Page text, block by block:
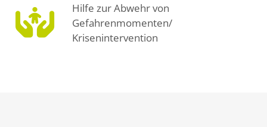
Hilfe zur Abwehr von
Gefahrenmomenten/
Krisenintervention